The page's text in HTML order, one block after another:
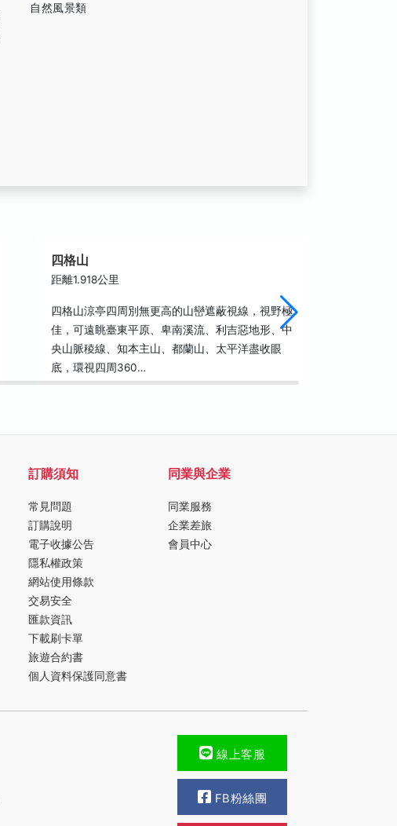
自然風景類
四格山
距離1.918公里
四格山涼亭四周別無更高的山巒遮蔽視線，視野極
佳，可遠眺臺東平原、卑南溪流、利吉惡地形、中
央山脈稜線、知本主山、都蘭山、太平洋盡收眼
底，環視四周360…
訂購須知
常見問題
訂購說明
電子收據公告
隱私權政策
網站使用條款
交易安全
匯款資訊
下載刷卡單
旅遊合約書
個人資料保護同意書
同業與企業
同業服務
企業差旅
會員中心
線上客服
FB粉絲團